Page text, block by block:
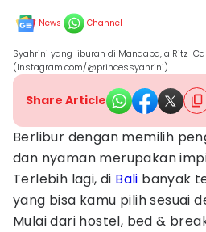
News Channel
Syahrini yang liburan di Mandapa, a Ritz-
(Instagram.com/@princessyahrini)
Share Article
Berlibur dengan memilih
dan nyaman merupakan
Terlebih lagi, di Bali banyak
yang bisa kamu pilih sesuai
Mulai dari hostel, bed &